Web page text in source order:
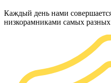
Каждый день нами
низкорамниками самых разных